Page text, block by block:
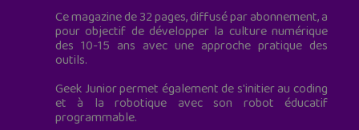
Ce magazine de 32 pages, diffusé par abonnement, a
pour objectif de développer la culture numérique
des 10-15 ans avec une approche pratique des
outils.
Geek Junior permet également de s'initier au coding
et à la robotique avec son robot éducatif
programmable.